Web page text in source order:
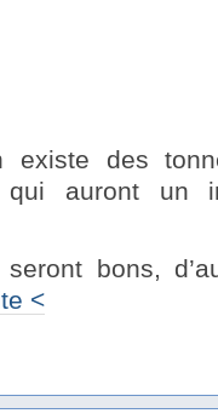
des
qui auront un
bons,
<